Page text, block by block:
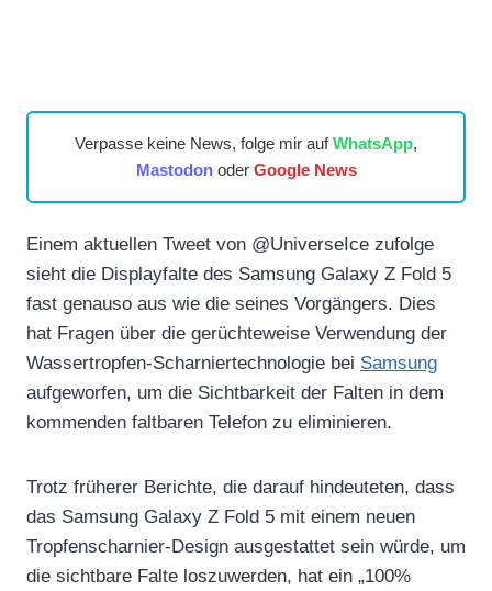
Verpasse keine News, folge mir aufWhatsApp,
Mastodonoder Google News
Einem aktuellen Tweet von @UniverseIce zufolge
sieht die Displayfalte des Samsung Galaxy Z Fold 5
fast genauso aus wie die seines Vorgängers. Dies
hat Fragen über die gerüchteweise Verwendung der
Wassertropfen-Scharniertechnologie bei Samsung
aufgeworfen, um die Sichtbarkeit der Falten in dem
kommenden faltbaren Telefon zu eliminieren.
Trotz früherer Berichte, die darauf hindeuteten, dass
das Samsung Galaxy Z Fold 5 mit einem neuen
Tropfenscharnier-Design ausgestattet sein würde, um
die sichtbare Falte loszuwerden, hat ein „100%